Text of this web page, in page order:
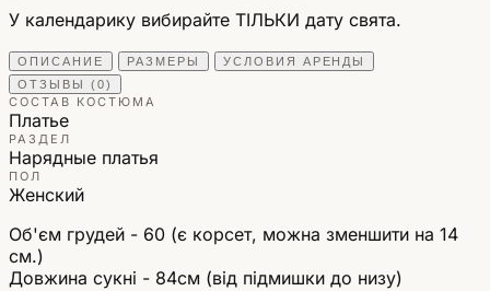
У календарику вибирайте ТІЛЬКИ дату свята.
ОПИСАНИЕ РАЗМЕРЫ
УСЛОВИЯ АРЕНДЫ
ОТЗЫВЫ (0)
СОСТАВ КОСТЮМА
Платье
РАЗДЕЛ
Нарядные платья
ПОЛ
Женский
Об'єм грудей - 60 (є корсет, можна зменшити на 14
см.)
Довжина сукні - 84см (від підмишки до низу)